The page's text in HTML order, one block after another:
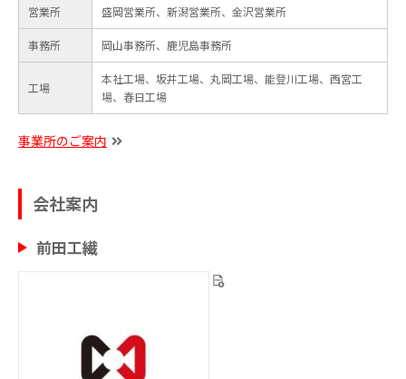
営業所 盛岡営業所、新潟営業所、金沢営業所
事務所 岡山事務所、鹿児島事務所
工場
本社工場、坂井工場、丸岡工場、能登川工場、西宮工
場、春日工場
事業所のご案内
会社案内
前田工繊